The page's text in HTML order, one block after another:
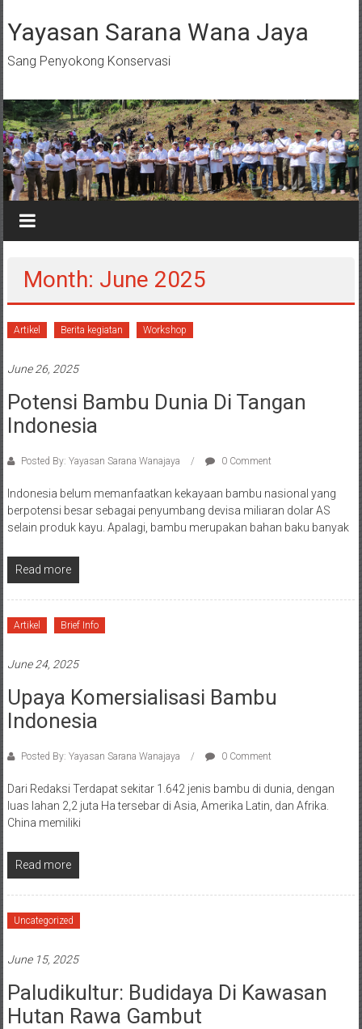
to
content
Yayasan Sarana Wana Jaya
Sang Penyokong Konservasi
Month: June 2025
Artikel Berita kegiatan Workshop
June 26, 2025
Potensi Bambu Dunia Di Tangan
Indonesia
Posted By: Yayasan Sarana Wanajaya 0 Comment
Indonesia belum memanfaatkan kekayaan bambu nasional yang
berpotensi besar sebagai penyumbang devisa miliaran dolar AS
selain produk kayu. Apalagi, bambu merupakan bahan baku banyak
Read more
Artikel Brief Info
June 24, 2025
Upaya Komersialisasi Bambu
Indonesia
Posted By: Yayasan Sarana Wanajaya 0 Comment
Dari Redaksi Terdapat sekitar 1.642 jenis bambu di dunia, dengan
luas lahan 2,2 juta Ha tersebar di Asia, Amerika Latin, dan Afrika.
China memiliki
Read more
Uncategorized
June 15, 2025
Paludikultur: Budidaya Di Kawasan
Hutan Rawa Gambut